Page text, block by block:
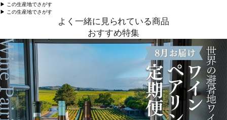
▶︎ この生産地でさがす
▶︎ この生産地でさがす
よく一緒に見られている商品
おすすめ特集